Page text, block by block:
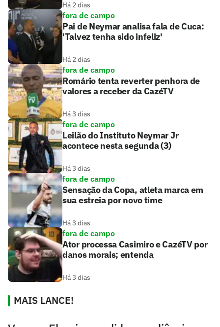
Há 2 dias
fora de campo
Pai de Neymar analisa fala de Cuca:
'Talvez tenha sido infeliz'
Há 2 dias
fora de campo
Romário tenta reverter penhora de
valores a receber da CazéTV
Há 3 dias
fora de campo
Leilão do Instituto Neymar Jr
acontece nesta segunda (3)
Há 3 dias
fora de campo
Sensação da Copa, atleta marca em
sua estreia por novo time
Há 3 dias
fora de campo
Ator processa Casimiro e CazéTV por
danos morais; entenda
Há 3 dias
MAIS LANCE!